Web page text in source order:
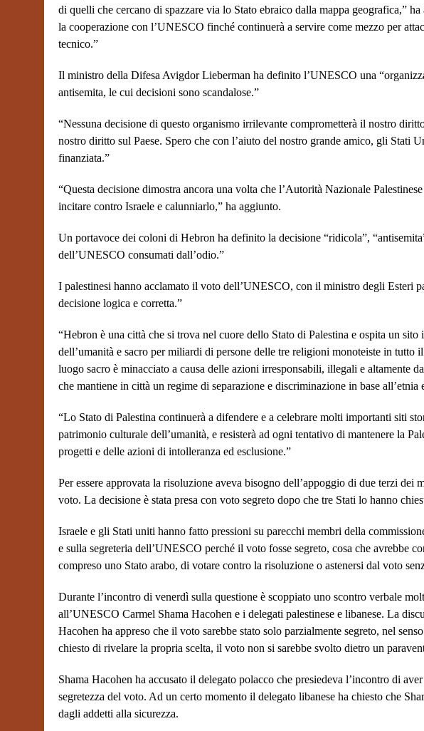
di quelli che cercano di spazzare via lo Stato ebraico dalla mappa geografica,”
la cooperazione con l’UNESCO finché continuerà a servire come mezzo per
tecnico.”
Il ministro della Difesa Avigdor Lieberman ha definito l’UNESCO una
antisemita, le cui decisioni sono scandalose.”
“Nessuna decisione di questo organismo irrilevante comprometterà il nostro
nostro diritto sul Paese. Spero che con l’aiuto del nostro grande amico, gli Stati
finanziata.”
“Questa decisione dimostra ancora una volta che l’Autorità Nazionale
incitare contro Israele e calunniarlo,” ha aggiunto.
Un portavoce dei coloni di Hebron ha definito la decisione “ridicola”,
dell’UNESCO consumati dall’odio.”
I palestinesi hanno acclamato il voto dell’UNESCO, con il ministro degli Esteri
decisione logica e corretta.”
“Hebron è una città che si trova nel cuore dello Stato di Palestina e ospita un
dell’umanità e sacro per miliardi di persone delle tre religioni monoteiste in
luogo sacro è minacciato a causa delle azioni irresponsabili, illegali e altamente
che mantiene in città un regime di separazione e discriminazione in base all’etnia
“Lo Stato di Palestina continuerà a difendere e a celebrare molti importanti siti
patrimonio culturale dell’umanità, e resisterà ad ogni tentativo di mantenere la
progetti e delle azioni di intolleranza ed esclusione.”
Per essere approvata la risoluzione aveva bisogno dell’appoggio di due terzi dei
voto. La decisione è stata presa con voto segreto dopo che tre Stati lo hanno
Israele e gli Stati uniti hanno fatto pressioni su parecchi membri della
e sulla segreteria dell’UNESCO perché il voto fosse segreto, cosa che avrebbe
compreso uno Stato arabo, di votare contro la risoluzione o astenersi dal voto
Durante l’incontro di venerdì sulla questione è scoppiato uno scontro verbale
all’UNESCO Carmel Shama Hacohen e i delegati palestinese e libanese. La
Hacohen ha appreso che il voto sarebbe stato solo parzialmente segreto, nel
chiesto di rivelare la propria scelta, il voto non si sarebbe svolto dietro un
Shama Hacohen ha accusato il delegato polacco che presiedeva l’incontro di
segretezza del voto. Ad un certo momento il delegato libanese ha chiesto che
dagli addetti alla sicurezza.